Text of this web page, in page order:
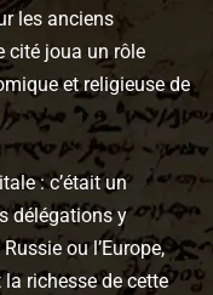
les anciens
cité joua un rôle
et religieuse de
: c’était un
délégations y
ou l’Europe,
richesse de cette